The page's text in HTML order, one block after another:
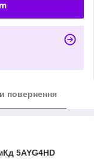
повернення
5AYG4HD